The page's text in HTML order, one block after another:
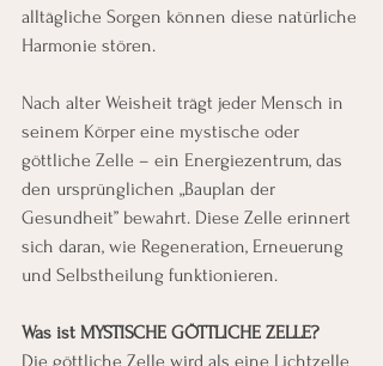
alltägliche Sorgen können diese natürliche
Harmonie stören.
Nach alter Weisheit trägt jeder Mensch in
seinem Körper eine mystische oder
göttliche Zelle – ein Energiezentrum, das
den ursprünglichen „Bauplan der
Gesundheit” bewahrt. Diese Zelle erinnert
sich daran, wie Regeneration, Erneuerung
und Selbstheilung funktionieren.
Was ist MYSTISCHE GÖTTLICHE ZELLE?
Die göttliche Zelle wird als eine Lichtzelle